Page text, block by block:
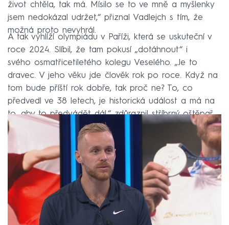
život chtěla, tak má. Mísilo se to ve mně a myšlenky
jsem nedokázal udržet,“ přiznal Vadlejch s tím, že
možná proto nevyhrál.
A tak vyhlíží olympiádu v Paříži, která se uskuteční v
roce 2024. Slíbil, že tam pokusí „dotáhnout“ i
svého osmatřicetiletého kolegu Veselého. „Je to
dravec. V jeho věku jde člověk rok po roce. Když na
tom bude příští rok dobře, tak proč ne? To, co
předvedl ve 38 letech, je historická událost a má na
to, aby to předvádět dál,“ zdůraznil stříbrný oštěpař.